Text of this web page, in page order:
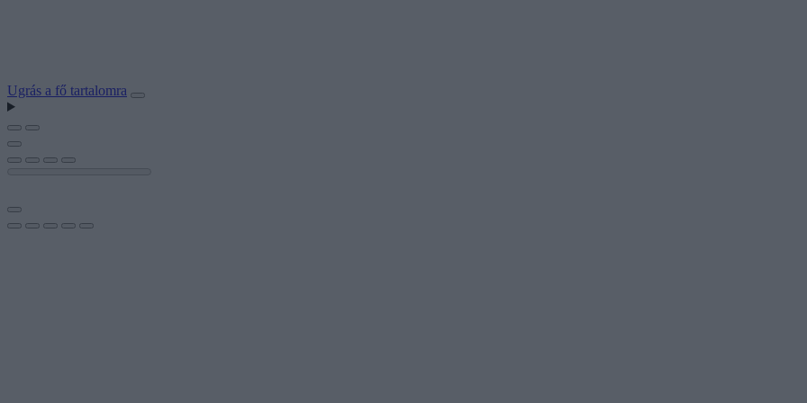
Ugrás a fő tartalomra